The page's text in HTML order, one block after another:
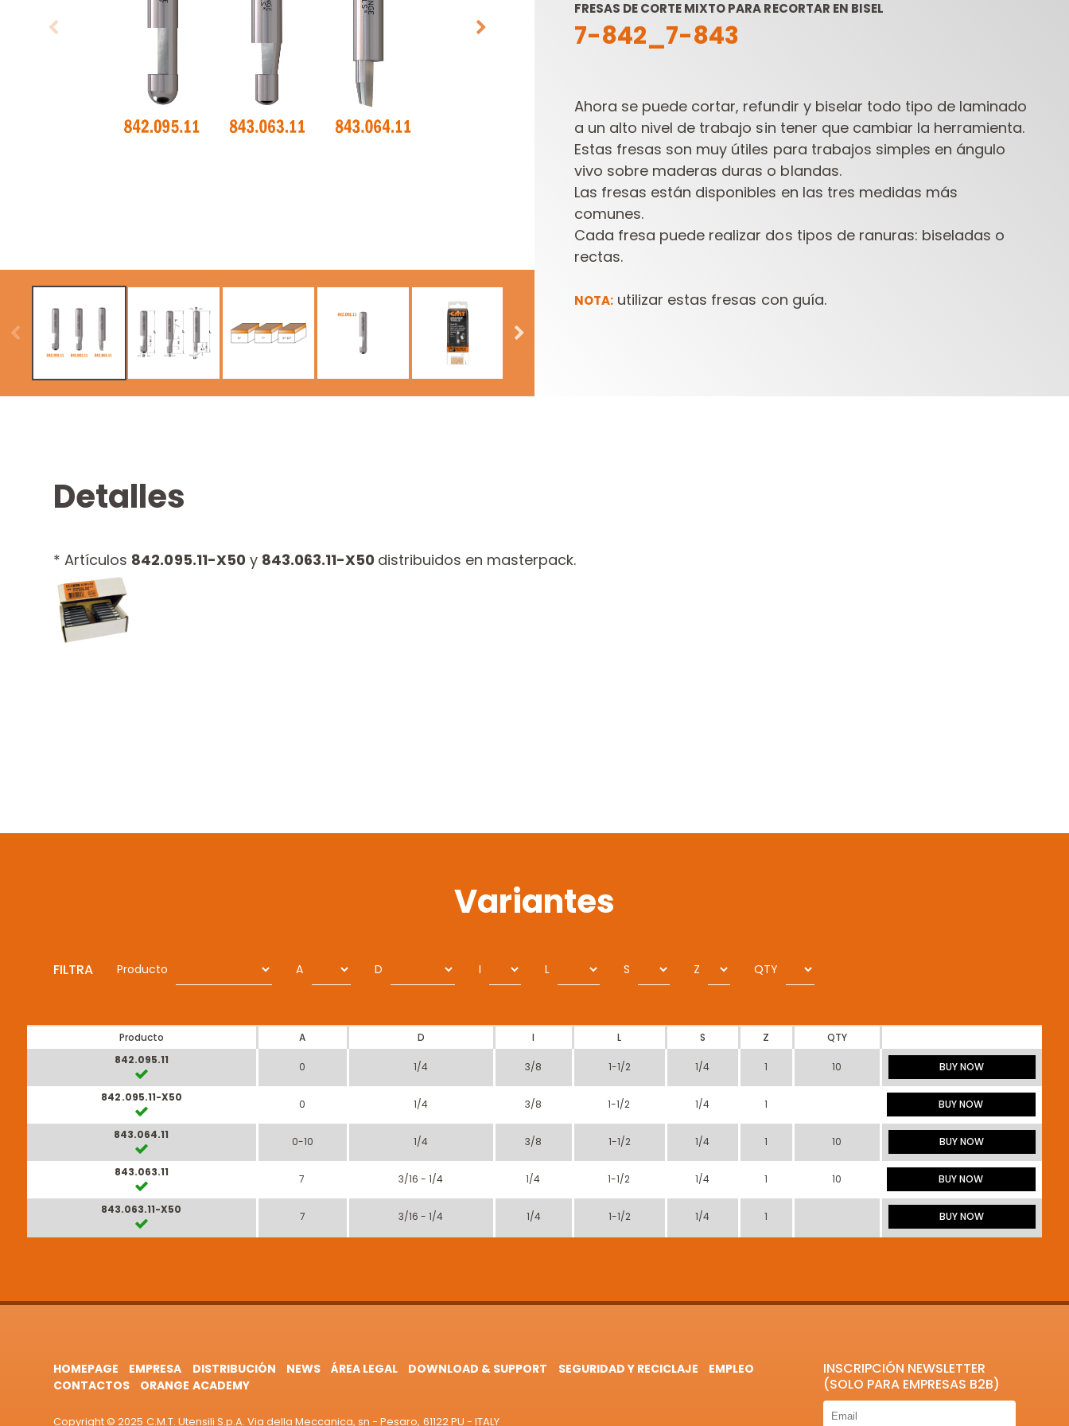
CABEZALES
PORTACUCHILLAS Y
CUCHILLAS
ESTUCHES DE
FRESAS PARA
FRESADORAS
CONTRACTOR PARA
FRESADORAS
FRESAS DE CORTE MIXTO PARA RECORTAR EN BISEL
7-842_7-843
Ahora se puede cortar, refundir y biselar todo tipo de laminado
a un alto nivel de trabajo sin tener que cambiar la herramienta.
Estas fresas son muy útiles para trabajos simples en ángulo
vivo sobre maderas duras o blandas.
Las fresas están disponibles en las tres medidas más
comunes.
Cada fresa puede realizar dos tipos de ranuras: biseladas o
rectas.
NOTA: utilizar estas fresas con guía.
Detalles
* Artículos 842.095.11-X50 y 843.063.11-X50 distribuidos en masterpack.
Variantes
FILTRA Producto A D I L S Z QTY
Producto A D I L S Z
QTY
842.095.11
0 1/4 3/8 1-1/2 1/4 1 10 BUY NOW
842.095.11-X50
0 1/4 3/8 1-1/2 1/4 1 BUY NOW
843.064.11
0-10 1/4 3/8 1-1/2 1/4 1 10 BUY NOW
843.063.11
7 3/16 - 1/4 1/4 1-1/2 1/4 1 10 BUY NOW
843.063.11-X50
7 3/16 - 1/4 1/4 1-1/2 1/4 1 BUY NOW
HOMEPAGE EMPRESA DISTRIBUCIÓN NEWS ÁREA LEGAL DOWNLOAD & SUPPORT SEGURIDAD Y RECICLAJE
EMPLEO
CONTACTOS
ORANGE ACADEMY
Copyright © 2025 C.M.T. Utensili S.p.A. Via della Meccanica, sn - Pesaro, 61122 PU - ITALY
INSCRIPCIÓN NEWSLETTER
(SOLO PARA EMPRESAS B2B)